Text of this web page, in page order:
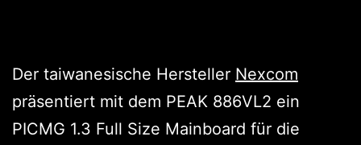
Der taiwanesische Hersteller Nexcom
präsentiert mit dem PEAK 886VL2 ein
PICMG 1.3 Full Size Mainboard für die